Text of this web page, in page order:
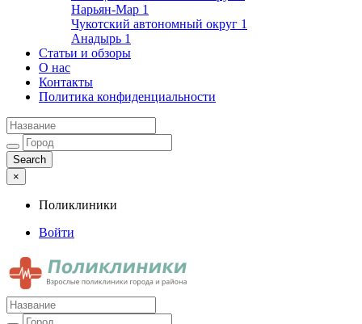
Нарьян-Мар 1
Чукотский автономный округ 1
Анадырь 1
Статьи и обзоры
О нас
Контакты
Политика конфиденциальности
×
Поликлиники
Войти
Поликлиники
Взрослые поликлиники города и района